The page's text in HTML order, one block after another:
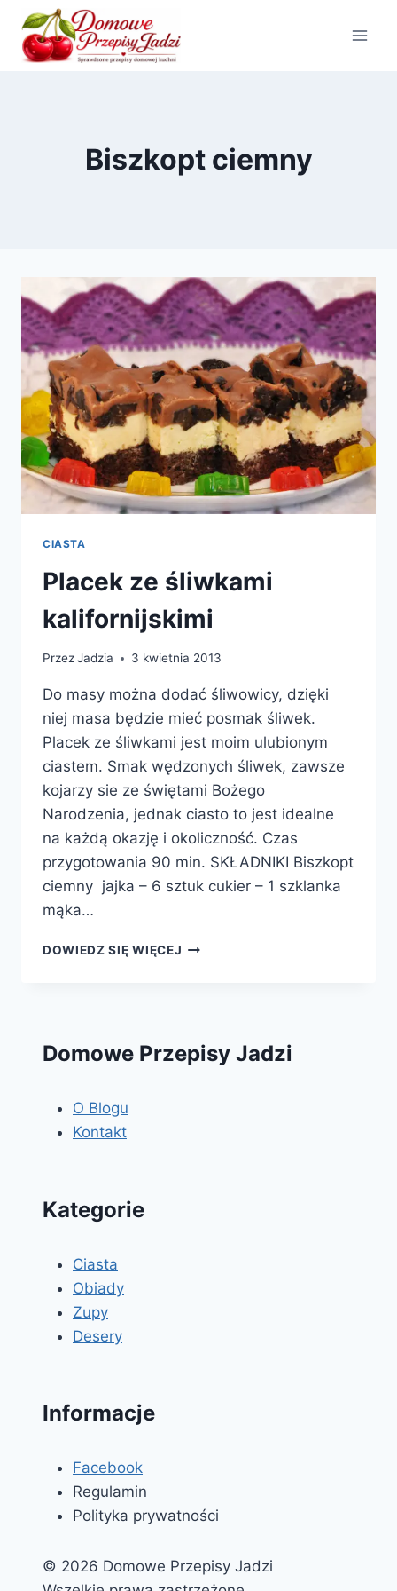
Przejdź
treści
Biszkopt ciemny
CIASTA
Placek ze śliwkami
kalifornijskimi
PrzezJadzia 3 kwietnia 2013
Do masy można dodać śliwowicy, dzięki
niej masa będzie mieć posmak śliwek.
Placek ze śliwkami jest moim ulubionym
ciastem. Smak wędzonych śliwek, zawsze
kojarzy sie ze świętami Bożego
Narodzenia, jednak ciasto to jest idealne
na każdą okazję i okoliczność. Czas
przygotowania 90 min. SKŁADNIKI Biszkopt
ciemny jajka – 6 sztuk cukier – 1 szklanka
mąka…
DOWIEDZ SIĘ WIĘCEJ PLACEK
Domowe Przepisy Jadzi
O Blogu
Kontakt
Kategorie
Ciasta
Obiady
Zupy
Desery
Informacje
Facebook
Regulamin
Polityka prywatności
© 2026 Domowe Przepisy Jadzi